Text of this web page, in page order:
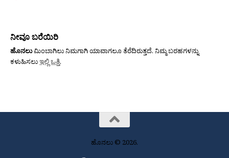
ನೀವೂ ಬರೆಯಿರಿ
ಹೊನಲುಮಿಂಬಾಗಿಲು ನಿಮಗಾಗಿ ಯಾವಾಗಲೂ ತೆರೆದಿರುತ್ತದೆ. ನಿಮ್ಮ ಬರಹಗಳನ್ನು
ಕಳುಹಿಸಲುಇಲ್ಲಿ ಒತ್ತಿ.
ಹೊನಲು © 2026.